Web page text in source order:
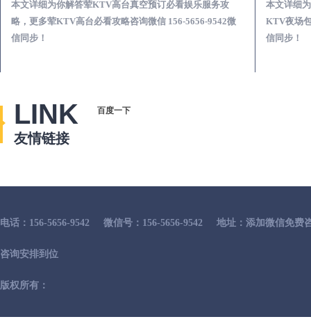
空预订必看娱乐服务攻
询微信 156-5656-9542微
本文详细为你解答荤KTV各种暗语的意思
KTV夜场包含什么服务免费咨询免费咨询
LINK
友情链接
百度一下
电话：156-5656-9542 微信号：156-5656-9542 地址：添加微信免费
咨询安排到位
版权所有：